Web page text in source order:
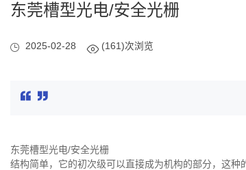
东莞槽型光电/安全光栅
2025-02-28 (161)次浏览
东莞槽型光电/安全光栅
结构简单，它的初次级可以直接成为机构的部分，这种